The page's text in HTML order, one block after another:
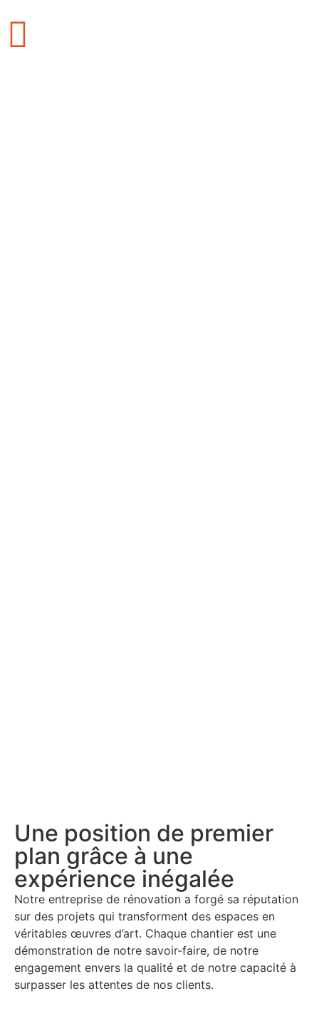
Une position de premier
plan grâce à une
expérience inégalée
Notre entreprise de rénovation a forgé sa réputation
sur des projets qui transforment des espaces en
véritables œuvres d’art. Chaque chantier est une
démonstration de notre savoir-faire, de notre
engagement envers la qualité et de notre capacité à
surpasser les attentes de nos clients.